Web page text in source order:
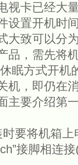
卡已经大
设置开机时
致可以分
品，需先将
眠方式开机
机，即仍在
主要介绍第
将机箱上
接脚相连